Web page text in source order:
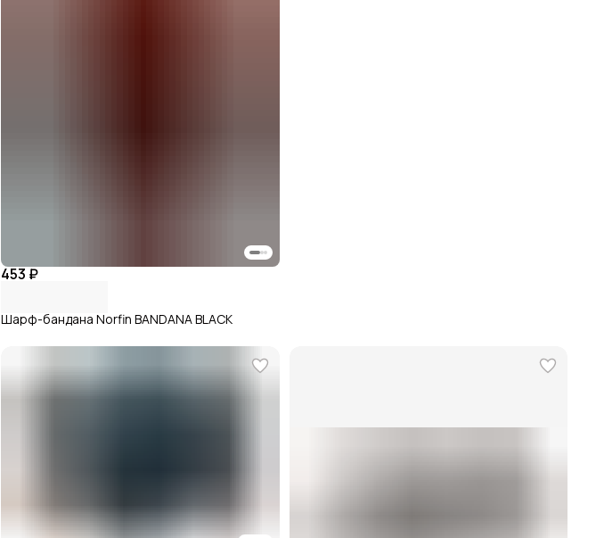
453 ₽
Шарф-бандана Norfin BANDANA BLACK